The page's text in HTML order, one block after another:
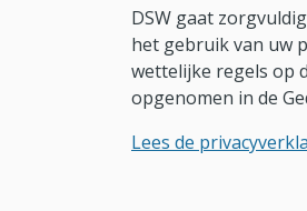
DSW gaat
het gebruik van uw
wettelijke regels op
opgenomen in de
Lees de